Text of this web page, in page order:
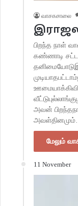
வாசகசாலை
பிறந்த நாள்
கண்ணாடி
அவன்
மேலும்
11 November